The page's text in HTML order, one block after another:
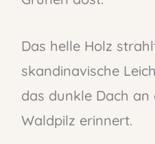
Das helle Holz
skandinavische
das dunkle Dach
Waldpilz erinnert.